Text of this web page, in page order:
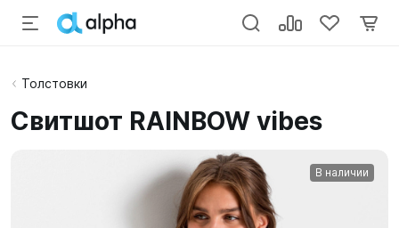
Толстовки
Свитшот RAINBOW vibes
В наличии